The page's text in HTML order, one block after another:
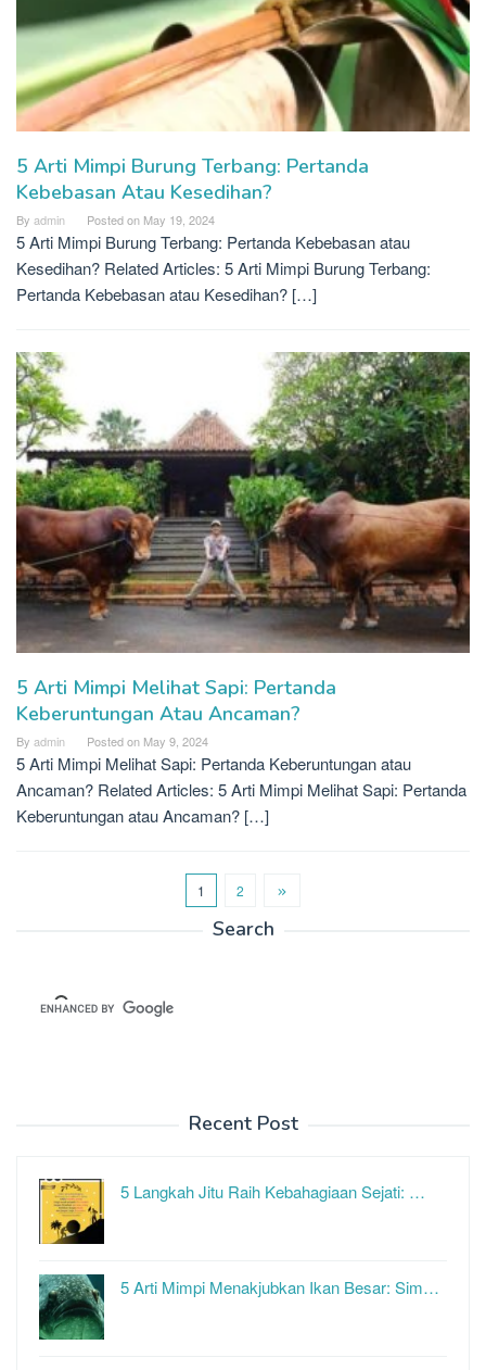
5 Arti Mimpi Burung Terbang: Pertanda
Kebebasan Atau Kesedihan?
By admin Posted on May 19, 2024
5 Arti Mimpi Burung Terbang: Pertanda Kebebasan atau
Kesedihan? Related Articles: 5 Arti Mimpi Burung Terbang:
Pertanda Kebebasan atau Kesedihan? […]
5 Arti Mimpi Melihat Sapi: Pertanda
Keberuntungan Atau Ancaman?
By admin Posted on May 9, 2024
5 Arti Mimpi Melihat Sapi: Pertanda Keberuntungan atau
Ancaman? Related Articles: 5 Arti Mimpi Melihat Sapi: Pertanda
Keberuntungan atau Ancaman? […]
1 2
Search
Recent Post
5 Langkah Jitu Raih Kebahagiaan Sejati: …
5 Arti Mimpi Menakjubkan Ikan Besar: Sim…